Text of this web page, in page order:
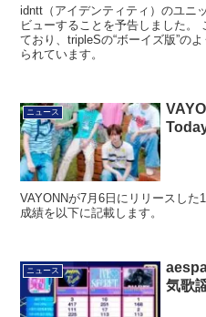
idntt（アイデンティティ）のユニ
ビューすることを予告しました。
ており、tripleSの“ボーイズ版”の
られています。
ニュース
VAYONNが7月6日にリリースし
成績を以下に記載します。
ニュース
気歌